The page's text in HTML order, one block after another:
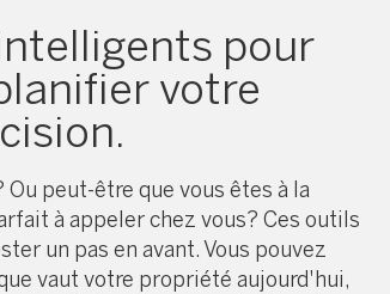
pour
votre
Ou peut-être que vous êtes à la
à appeler chez vous? Ces outils
un pas en avant. Vous pouvez
vaut votre propriété aujourd'hui,